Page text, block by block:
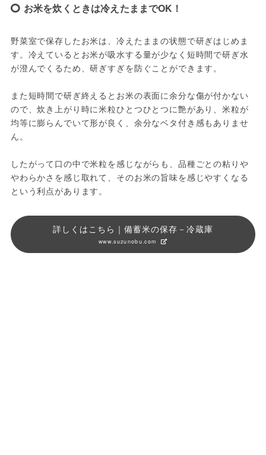
お米を炊くときは冷えたままでOK！
野菜室で保存したお米は、冷えたままの状態で研ぎはじめま
す。冷えているとお米が吸水する量が少なく短時間で研ぎ水
が澄んでくるため、研ぎすぎを防ぐことができます。
また短時間で研ぎ終えるとお米の表面に余分な傷が付かない
ので、炊き上がり時に米粒ひとつひとつに艶があり、米粒が
均等に膨らんでいて形が良く、余分なベタ付き感もありませ
ん。
したがって口の中で米粒を感じながらも、品種ごとの粘りや
やわらかさを感じ取れて、そのお米の旨味を感じやすくなる
という利点があります。
詳しくはこちら｜備蓄米の保存－冷蔵庫
www.suzunobu.com